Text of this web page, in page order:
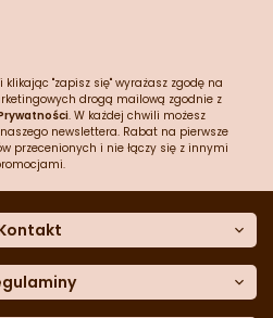
"zapisz się" wyrażasz zgodę na
drogą mailową zgodnie z
. W każdej chwili możesz
newslettera. Rabat na pierwsze
przecenionych i nie łączy się z innymi
kontaktowe
pytania